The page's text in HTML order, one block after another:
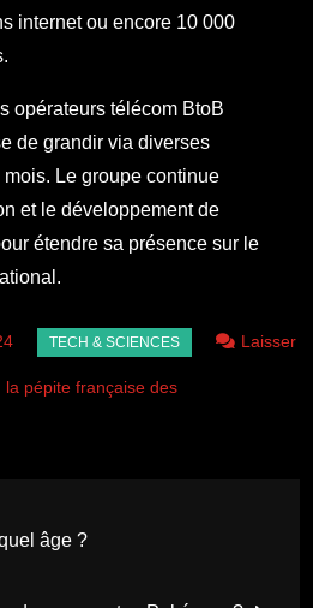
internet ou encore 10 000
opérateurs télécom BtoB
de grandir via diverses
Le groupe continue
et le développement de
étendre sa présence sur le
Laisser
la pépite française des
âge ?